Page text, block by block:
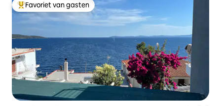
Topfavoriet van gasten
Favoriet van gasten